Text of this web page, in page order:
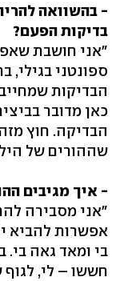
- בהשוואה
בדיקות הפעם?
"אני חושבת
ספונטני בגילי,
הבדיקות
כאן מדובר
הבדיקה. חוץ
שההורים של
- איך מגיבים
"אני מסבירה
אפשרות להביא
בי ומאד גאה
חששו – לי,